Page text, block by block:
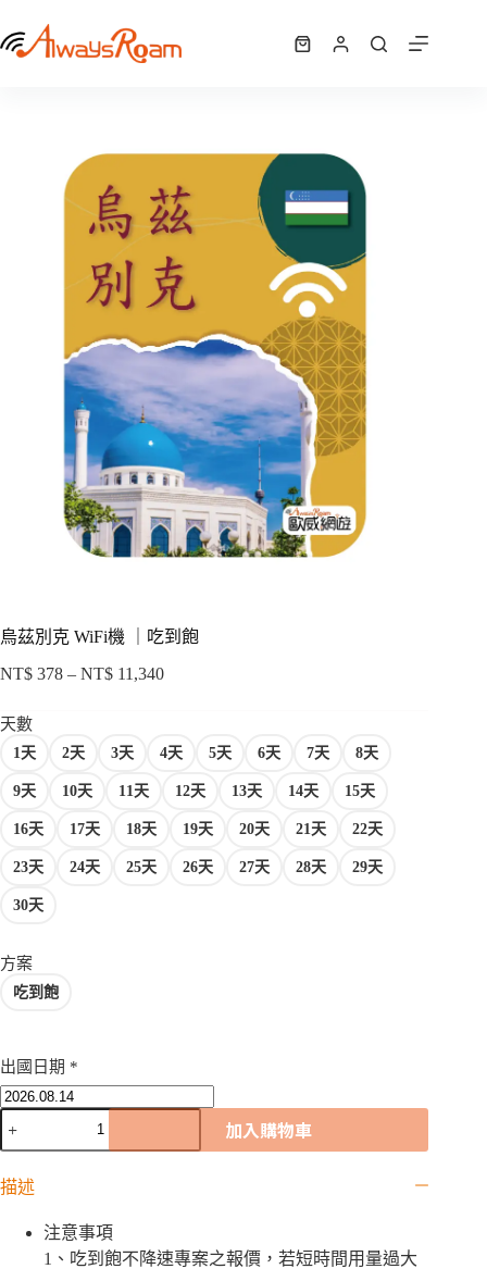
至
NT$378 –
圍：
NT$ 11,340
選擇規格
種
款
可
在
產
品
頁
面
選
擇
項
購
烏茲別克 WiFi機 ｜吃到飽
NT$ 378 – NT$ 11,340價
圍：
到
NT$ 11,340
天數
1天 2天 3天 4天 5天 6天 7天 8天
9天 10天 11天 12天 13天 14天 15天
16天 17天 18天 19天 20天 21天 22天
23天 24天 25天 26天 27天 28天 29天
30天
方案
吃到飽
出國日期 *
克
加入購物車
描述
注意事項
1、吃到飽不降速專案之報價，若短時間用量過大